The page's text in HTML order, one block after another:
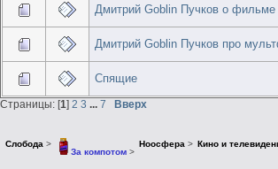
Дмитрий Goblin Пучков о фильме
Дмитрий Goblin Пучков про
Спящие
Страницы: [1] 2 3 ... 7 Вверх
Слобода >
За компотом>
Ноосфера> Кино и